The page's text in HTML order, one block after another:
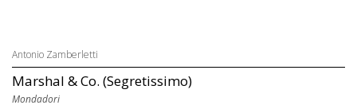
Antonio Zamberletti
Marshal & Co. (Segretissimo)
Mondadori